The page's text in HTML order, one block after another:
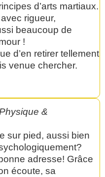
d’arts martiaux.
rigueur,
beaucoup de
!
d’en retirer tellement
venue chercher.
&
sur pied, aussi bien
adresse! Grâce
écoute, sa